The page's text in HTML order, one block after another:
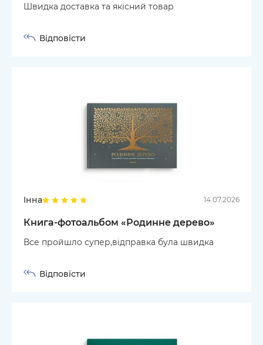
Швидка доставка та якісний товар
Відповісти
Інна 14.07.2026
Книга-фотоальбом «Родинне дерево»
Все пройшло супер,відправка була швидка
Відповісти